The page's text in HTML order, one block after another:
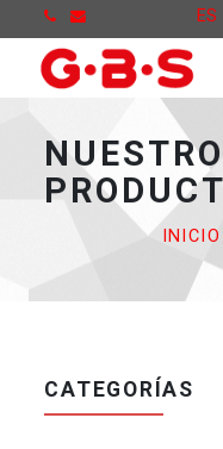
ES
INICIO
CATEGORÍAS